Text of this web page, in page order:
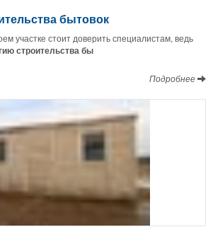
бытовок
участке стоит доверить специалистам, ведь
строительства бы
Подробнее